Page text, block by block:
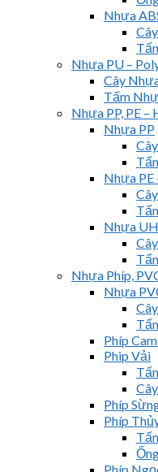
Nhựa
Nhựa PU –
Cây
Tấm
Nhựa PP, PE
Nhựa PP
Nhựa PE
Nhựa
Nhựa Phíp,
Nhựa
Phíp
Phip Vải
Phíp
Phíp